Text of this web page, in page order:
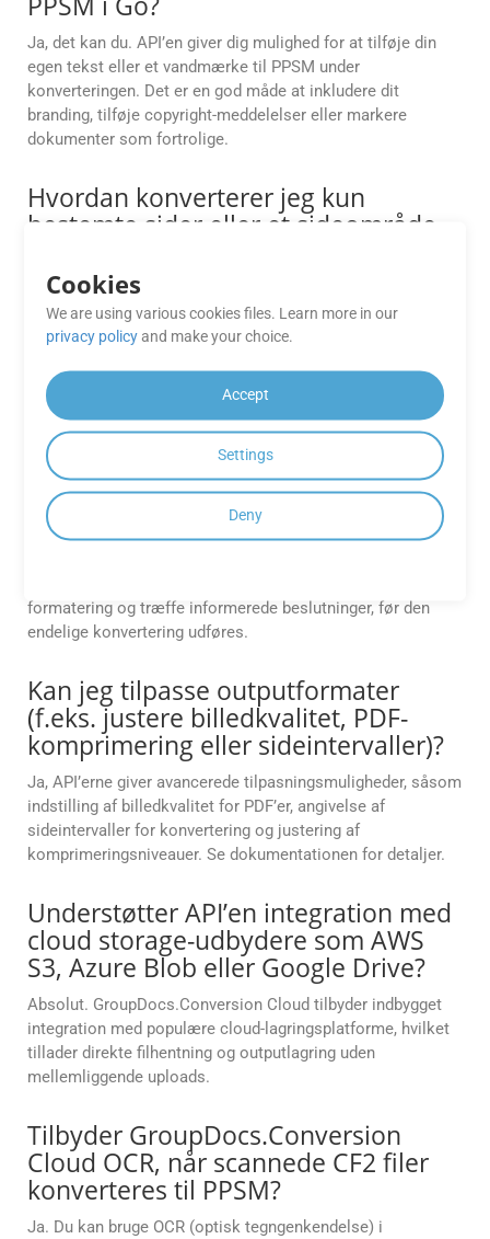
Ja, det kan du. API’en giver dig mulighed for at tilføje din
egen tekst eller et vandmærke til PPSM under
konverteringen. Det er en god måde at inkludere dit
branding, tilføje copyright-meddelelser eller markere
dokumenter som fortrolige.
Hvordan konverterer jeg kun
bestemte sider eller et sideområde
GroupDocs.Conversion Cloud giver dig mulighed for at
definere tilpassede sideintervaller til konvertering. Du kan
vælge specifikke sider (f.eks. 1, 3, 5) eller sideintervaller
anmodning.
Kan jeg forhåndsvise en CF2-fil, før
jeg konverterer den til PPSM ved
hjælp af API’et?
Ja. GroupDocs.Conversion Cloud understøtter
formatering og træffe informerede beslutninger, før den
endelige konvertering udføres.
Kan jeg tilpasse outputformater
(f.eks. justere billedkvalitet, PDF-
komprimering eller sideintervaller)?
Ja, API’erne giver avancerede tilpasningsmuligheder, såsom
indstilling af billedkvalitet for PDF’er, angivelse af
sideintervaller for konvertering og justering af
komprimeringsniveauer. Se dokumentationen for detaljer.
Understøtter API’en integration med
cloud storage-udbydere som AWS
S3, Azure Blob eller Google Drive?
Absolut. GroupDocs.Conversion Cloud tilbyder indbygget
integration med populære cloud-lagringsplatforme, hvilket
tillader direkte filhentning og outputlagring uden
mellemliggende uploads.
Tilbyder GroupDocs.Conversion
Cloud OCR, når scannede CF2 filer
konverteres til PPSM?
Ja. Du kan bruge OCR (optisk tegngenkendelse) i
Cookies
We are using various cookies files. Learn more in our
privacy policyand make your choice.
Accept
Settings
Deny